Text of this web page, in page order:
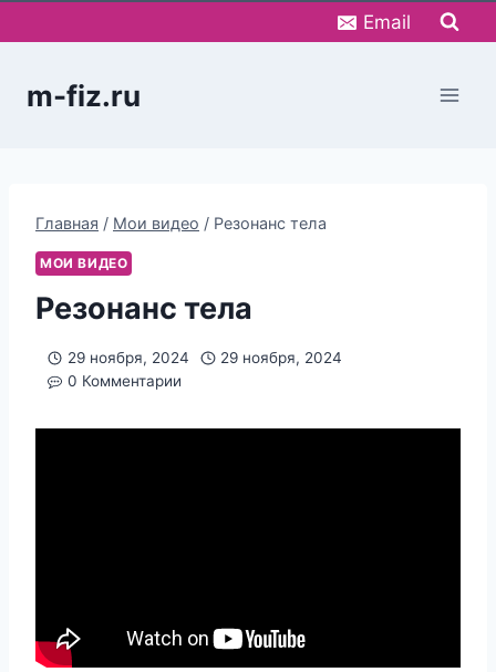
к
Email
m-fiz.ru
Главная / Мои видео / Резонанс тела
МОИ ВИДЕО
Резонанс тела
29 ноября, 2024
29 ноября, 2024
0 Комментарии